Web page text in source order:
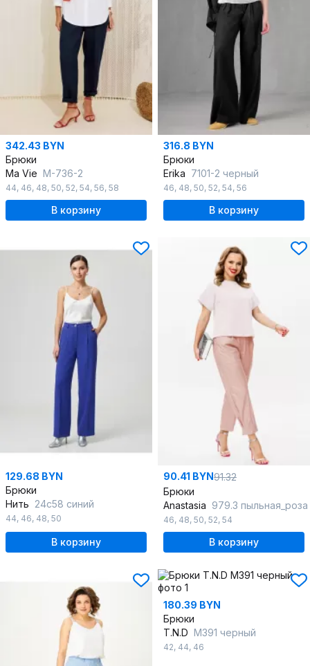
342.43 BYN
Брюки
Ma Vie М-736-2
44, 46, 48, 50, 52, 54, 56, 58
В корзину
316.8 BYN
Брюки
Erika 7101-2 черный
46, 48, 50, 52, 54, 56
В корзину
129.68 BYN
Брюки
Нить 24с58 синий
44, 46, 48, 50
В корзину
90.41 BYN91.32
Брюки
Anastasia 979.3 пыльная_роза
46, 48, 50, 52, 54
В корзину
180.39 BYN
Брюки
T.N.D М391 черный
42, 44, 46